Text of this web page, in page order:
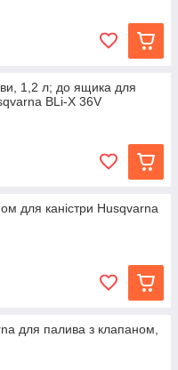
1,2 л; до ящика для
BLi-X 36V
для каністри Husqvarna
для палива з клапаном,